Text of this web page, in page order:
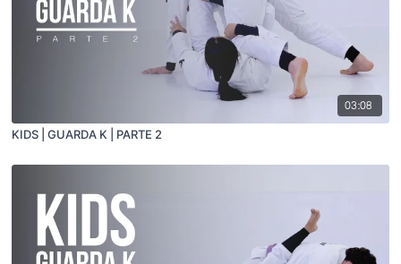
03:08
KIDS | GUARDA K | PARTE 2